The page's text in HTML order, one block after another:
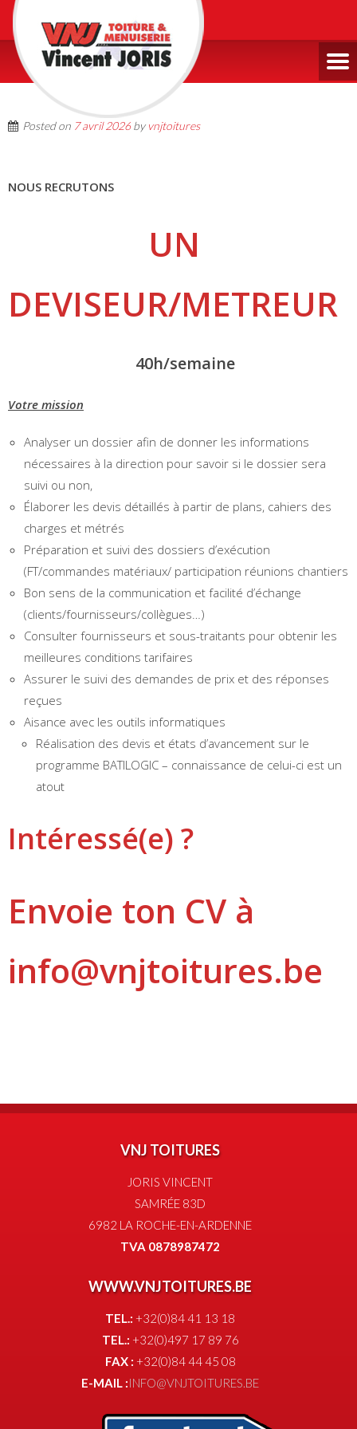
Posted on 7 avril 2026by vnjtoitures
NOUS RECRUTONS
UN
DEVISEUR/METREUR
40h/semaine
Votre mission
Analyser un dossier afin de donner les informations
nécessaires à la direction pour savoir si le dossier sera
suivi ou non,
Élaborer les devis détaillés à partir de plans, cahiers des
charges et métrés
Préparation et suivi des dossiers d’exécution
(FT/commandes matériaux/ participation réunions chantiers
Bon sens de la communication et facilité d’échange
(clients/fournisseurs/collègues…)
Consulter fournisseurs et sous-traitants pour obtenir les
meilleures conditions tarifaires
Assurer le suivi des demandes de prix et des réponses
reçues
Aisance avec les outils informatiques
Réalisation des devis et états d’avancement sur le
programme BATILOGIC – connaissance de celui-ci est un
atout
Intéressé(e) ?
Envoie ton CV à
info@vnjtoitures.be
VNJ TOITURES
JORIS VINCENT
SAMRÉE 83D
6982 LA ROCHE-EN-ARDENNE
TVA 0878987472
WWW.VNJTOITURES.BE
TEL.: +32(0)84 41 13 18
TEL.: +32(0)497 17 89 76
FAX : +32(0)84 44 45 08
E-MAIL :INFO@VNJTOITURES.BE